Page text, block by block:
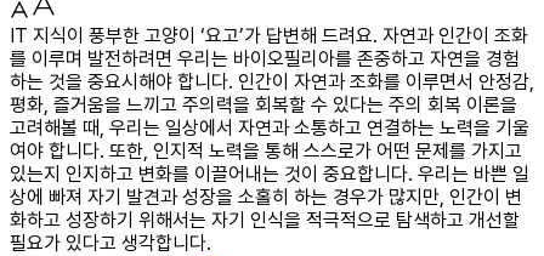
IT 지식이 풍부한 고양이 ‘요고’가 답변해 드려요. 자연과 인간이 조화
를 이루며 발전하려면 우리는 바이오필리아를 존중하고 자연을 경험
하는 것을 중요시해야 합니다. 인간이 자연과 조화를 이루면서 안정감,
평화, 즐거움을 느끼고 주의력을 회복할 수 있다는 주의 회복 이론을
고려해볼 때, 우리는 일상에서 자연과 소통하고 연결하는 노력을 기울
여야 합니다. 또한, 인지적 노력을 통해 스스로가 어떤 문제를 가지고
있는지 인지하고 변화를 이끌어내는 것이 중요합니다. 우리는 바쁜 일
상에 빠져 자기 발견과 성장을 소홀히 하는 경우가 많지만, 인간이 변
화하고 성장하기 위해서는 자기 인식을 적극적으로 탐색하고 개선할
필요가 있다고 생각합니다.